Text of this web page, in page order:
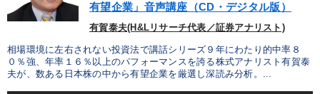
有望企業」音声講座（CD・デジタル版）
有賀泰夫(H&Lリサーチ代表／証券アナリスト)
相場環境に左右されない投資法で講話シリーズ９年にわたり的中率８
０％強、年率１６％以上のパフォーマンスを誇る株式アナリスト有賀泰
夫が、数ある日本株の中から有望企業を厳選し深読み分析。...